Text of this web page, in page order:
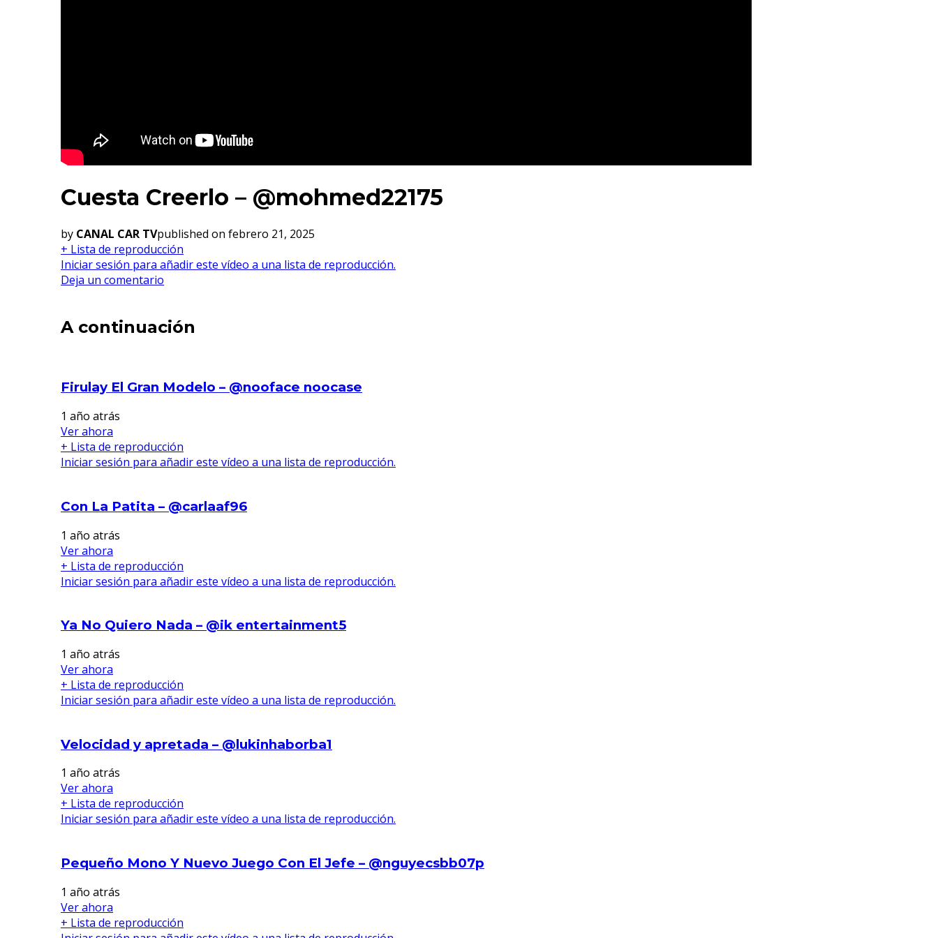
Cuesta Creerlo – @mohmed22175
by CANAL CAR TVpublished on febrero 21, 2025
+ Lista de reproducción
Iniciar sesión para añadir este vídeo a una lista de reproducción.
Deja un comentario
A continuación
Firulay El Gran Modelo – @nooface noocase
1 año atrás
Ver ahora
+ Lista de reproducción
Iniciar sesión para añadir este vídeo a una lista de reproducción.
Con La Patita – @carlaaf96
1 año atrás
Ver ahora
+ Lista de reproducción
Iniciar sesión para añadir este vídeo a una lista de reproducción.
Ya No Quiero Nada – @ik entertainment5
1 año atrás
Ver ahora
+ Lista de reproducción
Iniciar sesión para añadir este vídeo a una lista de reproducción.
Velocidad y apretada – @lukinhaborba1
1 año atrás
Ver ahora
+ Lista de reproducción
Iniciar sesión para añadir este vídeo a una lista de reproducción.
Pequeño Mono Y Nuevo Juego Con El Jefe – @nguyecsbb07p
1 año atrás
Ver ahora
+ Lista de reproducción